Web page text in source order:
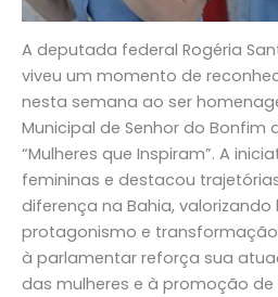
A deputada federal Rogéria
viveu um momento de
nesta semana ao ser
Municipal de Senhor do Bonfim
“Mulheres que Inspiram”. A
femininas e destacou
diferença na Bahia,
protagonismo e
à parlamentar reforça sua
das mulheres e à promoção